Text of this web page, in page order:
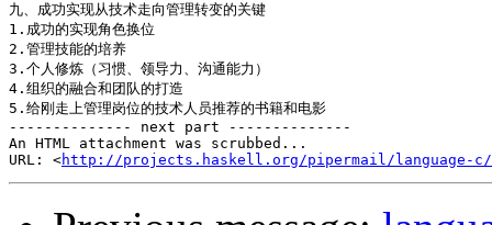
九、成功实现从技术走向管理转变的关键
1.成功的实现角色换位
2.管理技能的培养
3.个人修炼（习惯、领导力、沟通能力）
4.组织的融合和团队的打造
5.给刚走上管理岗位的技术人员推荐的书籍和电影
-------------- next part --------------
An HTML attachment was scrubbed...
URL: <http://projects.haskell.org/pipermail/language-c/